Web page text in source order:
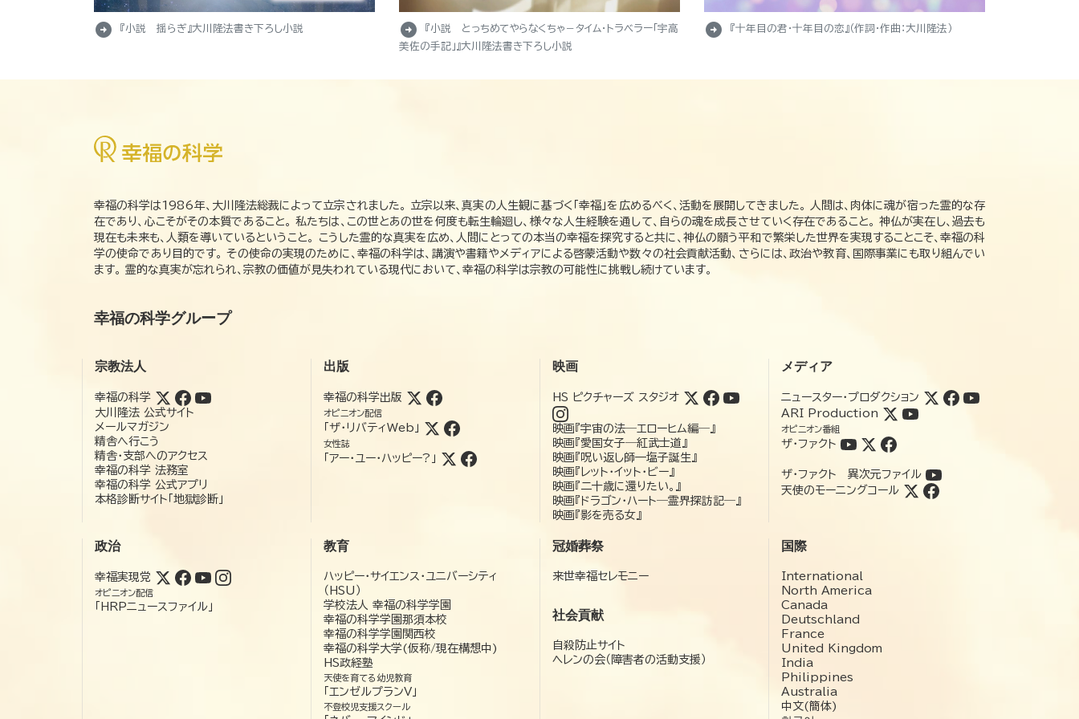
arrow_circle_right 『小説 揺らぎ』大川隆法書き下ろし小説 arrow_circle_right
『小説 とっちめてやらなくちゃ－タイム・トラベラー「宇高
美佐の手記」』大川隆法書き下ろし小説
arrow_circle_right 『十年目の君・十年目の恋』（作詞・作曲：大川隆法）
幸福の科学は1986年、大川隆法総裁によって立宗されました。 立宗以来、真実の人生観に基づく「幸福」を広めるべく、活動を展開してきました。 人間は、肉体に魂が宿った霊的な存
在であり、心こそがその本質であること。 私たちは、この世とあの世を何度も転生輪廻し、様々な人生経験を通して、自らの魂を成長させていく存在であること。 神仏が実在し、過去も
現在も未来も、人類を導いているということ。 こうした霊的な真実を広め、人間にとっての本当の幸福を探究すると共に、神仏の願う平和で繁栄した世界を実現することこそ、幸福の科
学の使命であり目的です。 その使命の実現のために、幸福の科学は、講演や書籍やメディアによる啓蒙活動や数々の社会貢献活動、さらには、政治や教育、国際事業にも取り組んでい
ます。 霊的な真実が忘れられ、宗教の価値が見失われている現代において、幸福の科学は宗教の可能性に挑戦し続けています。
幸福の科学グループ
宗教法人
幸福の科学
大川隆法 公式サイト
メールマガジン
精舎へ行こう
精舎・支部へのアクセス
幸福の科学 法務室
幸福の科学 公式アプリ
本格診断サイト「地獄診断」
出版
幸福の科学出版
オピニオン配信
「ザ・リバティWeb」
女性誌
「アー・ユー・ハッピー?」
映画
HS ピクチャーズ スタジオ
映画『宇宙の法―エローヒム編―』
映画『愛国女子―紅武士道』
映画『呪い返し師—塩子誕生』
映画『レット・イット・ビー』
映画『二十歳に還りたい。』
映画『ドラゴン・ハート―霊界探訪記―』
映画『影を売る女』
メディア
ニュースター・プロダクション
ARI Production
オピニオン番組
ザ・ファクト
ザ・ファクト 異次元ファイル
天使のモーニングコール
政治
幸福実現党
オピニオン配信
「HRPニュースファイル」
教育
ハッピー・サイエンス・ユニバーシティ
（HSU）
学校法人 幸福の科学学園
幸福の科学学園那須本校
幸福の科学学園関西校
幸福の科学大学(仮称/現在構想中)
HS政経塾
天使を育てる幼児教育
「エンゼルプランV」
不登校児支援スクール
冠婚葬祭
来世幸福セレモニー
社会貢献
自殺防止サイト
ヘレンの会（障害者の活動支援）
国際
International
North America
Canada
Deutschland
France
United Kingdom
India
Philippines
Australia
中文(簡体)